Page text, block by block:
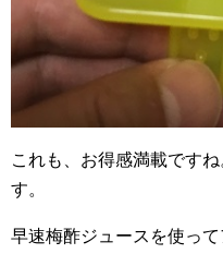
これも、お得感満載です
す。
早速梅酢ジュースを使っ